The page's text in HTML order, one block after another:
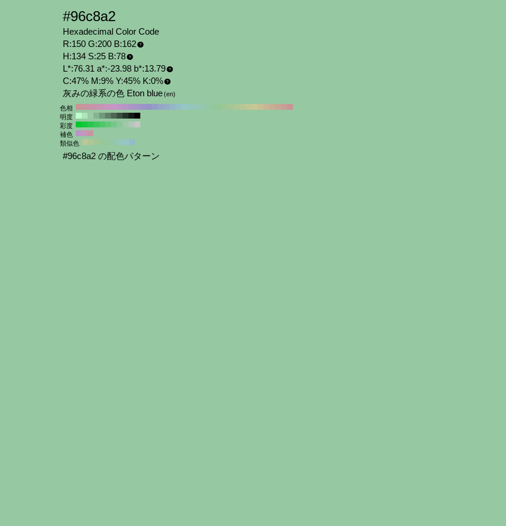
#96c8a2
Hexadecimal Color Code
R:150 G:200 B:162
H:134 S:25 B:78
L*:76.31 a*:-23.98 b*:13.79
C:47% M:9% Y:45% K:0%
灰みの緑系の色 Eton blue(en)
色相
明度
彩度
補色
類似色
#96c8a2 の配色パターン